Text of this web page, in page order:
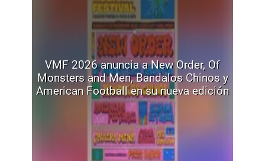
VMF 2026 anuncia a New Order, Of
Monsters and Men, Bandalos Chinos y
American Football en su nueva edición